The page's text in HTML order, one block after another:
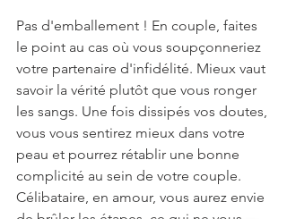
Pas d'emballement ! En couple, faites
le point au cas où vous soupçonneriez
votre partenaire d'infidélité. Mieux vaut
savoir la vérité plutôt que vous ronger
les sangs. Une fois dissipés vos doutes,
vous vous sentirez mieux dans votre
peau et pourrez rétablir une bonne
complicité au sein de votre couple.
Célibataire, en amour, vous aurez envie